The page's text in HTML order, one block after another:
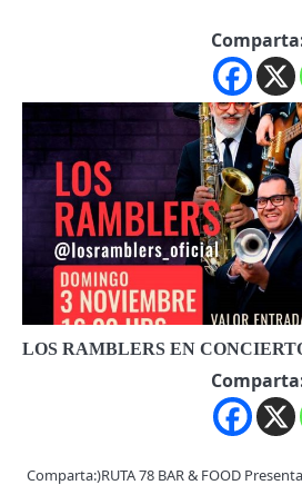
LOS RAMBLERS EN
Comparta:)RUTA 78 BAR & FOOD